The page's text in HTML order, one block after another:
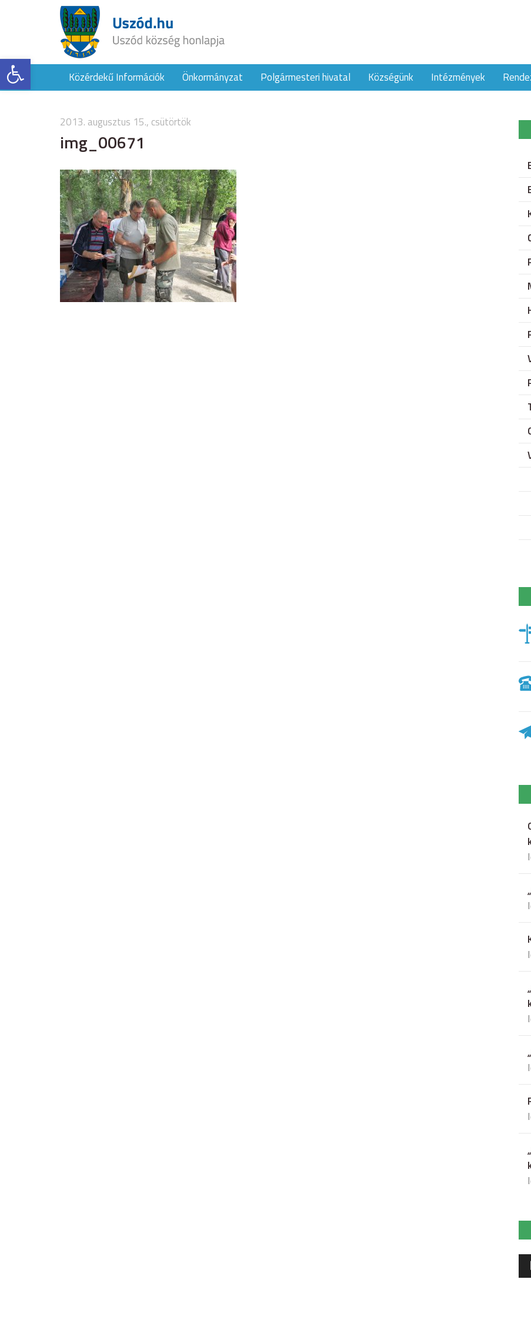
Eszköztár megnyitásaKözérdekű Információk Önkormányzat Polgármesteri hivatal Községünk Intézmények
2013. augusztus 15., csütörtök
img_00671